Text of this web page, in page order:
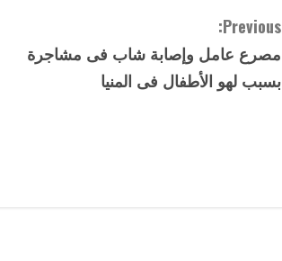
C
o
Previous:
مصرع عامل وإصابة شاب فى مشاجرة
بسبب لهو الأطفال فى المنيا